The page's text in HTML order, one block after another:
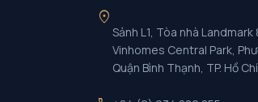
location_on
Sảnh L1, Tòa nhà Landmark
Vinhomes Central Park,
Quận Bình Thạnh, TP. Hồ